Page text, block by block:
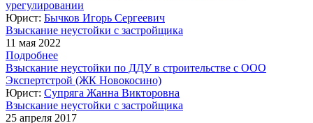
урегулировании
Юрист: Бычков Игорь Сергеевич
Взыскание неустойки с застройщика
11 мая 2022
Подробнее
Взыскание неустойки по ДДУ в строительстве с ООО
Экспертстрой (ЖК Новокосино)
Юрист: Супряга Жанна Викторовна
Взыскание неустойки с застройщика
25 апреля 2017